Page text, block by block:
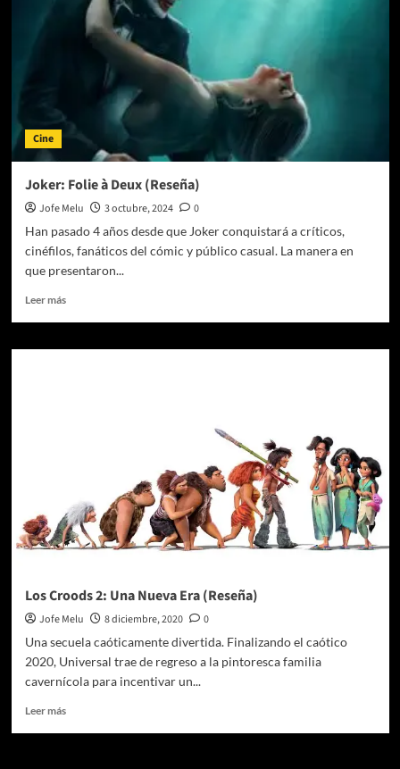
Cine
Joker: Folie à Deux (Reseña)
Jofe Melu 3 octubre, 2024
0
Han pasado 4 años desde que Joker conquistará a críticos,
cinéfilos, fanáticos del cómic y público casual. La manera en
que presentaron...
Leer másLeer
Joker:
Los Croods 2: Una Nueva Era (Reseña)
Jofe Melu 8 diciembre, 2020
0
Una secuela caóticamente divertida. Finalizando el caótico
2020, Universal trae de regreso a la pintoresca familia
cavernícola para incentivar un...
Leer másLeer